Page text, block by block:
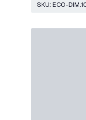
SKU: ECO-